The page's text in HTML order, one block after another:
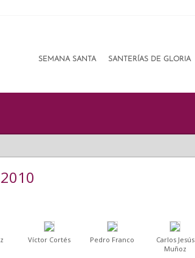
SEMANA SANTA SANTERÍAS DE GLORIA
Víctor Cortés Pedro Franco
Carlos Jesús
Muñoz